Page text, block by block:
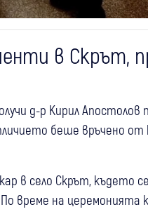
в Скрът,
д-р Кирил Апостолов
беше връчено
в село Скрът, където
време на церемонията